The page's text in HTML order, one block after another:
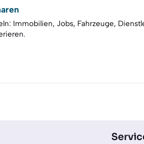
Immobilien, Jobs, Fahrzeuge,